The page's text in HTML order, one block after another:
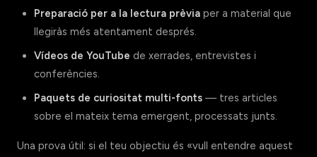
Preparació per a la lectura prèvia per a material que
llegiràs més atentament després.
Vídeos de YouTube de xerrades, entrevistes i
conferències.
Paquets de curiositat multi-fonts — tres articles
sobre el mateix tema emergent, processats junts.
Una prova útil: si el teu objectiu és «vull entendre aquest